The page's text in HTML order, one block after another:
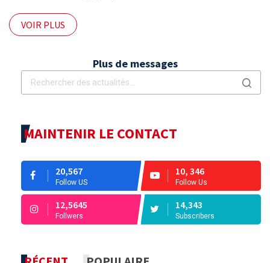
VOIR PLUS
Plus de messages
MAINTENIR LE CONTACT
20,567
Follow US
10, 346
Follow Us
12,5645
Follwers
14,343
Subscribers